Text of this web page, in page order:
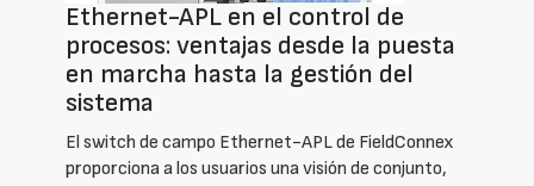
Ethernet-APL en el control de
procesos: ventajas desde la puesta
en marcha hasta la gestión del
sistema
El switch de campo Ethernet-APL de FieldConnex
proporciona a los usuarios una visión de conjunto,